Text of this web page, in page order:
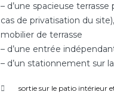
– d’une spacieuse terrasse
cas de privatisation du
mobilier de terrasse
– d’une entrée
– d’un stationnement sur
sortie sur le patio intérieur